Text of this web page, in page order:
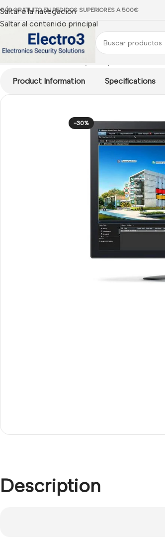
Saltar a la navegación
Saltar al contenido principal
GRATUITO EN PEDIDOS SUPERIORES A 500€
Product Information Specifications
-30%
Description